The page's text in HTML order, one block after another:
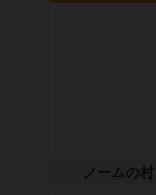
ノームの